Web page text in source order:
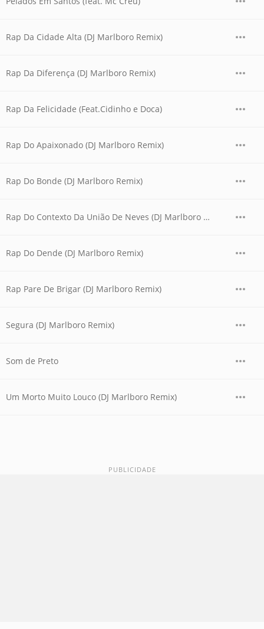
Rap Da Cidade Alta (DJ Marlboro Remix)
Rap Da Diferença (DJ Marlboro Remix)
Rap Da Felicidade (Feat.Cidinho e Doca)
Rap Do Apaixonado (DJ Marlboro Remix)
Rap Do Bonde (DJ Marlboro Remix)
Rap Do Contexto Da União De Neves (DJ Marlboro Remix)
Rap Do Dende (DJ Marlboro Remix)
Rap Pare De Brigar (DJ Marlboro Remix)
Segura (DJ Marlboro Remix)
Som de Preto
Um Morto Muito Louco (DJ Marlboro Remix)